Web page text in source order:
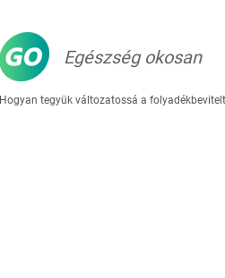
Egészség okosan
Hogyan tegyük változatossá a